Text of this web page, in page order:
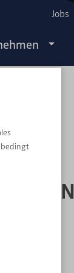
Jobs
SEIN
jeden